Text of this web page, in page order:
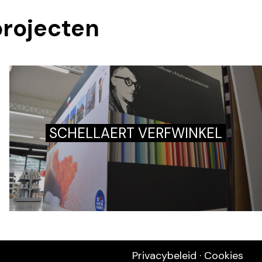
SCHELLAERT VERFWINKEL
Privacybeleid · Cookies